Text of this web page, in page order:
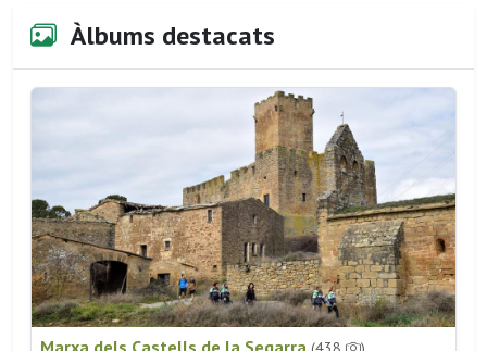
Àlbums destacats
Marxa dels Castells de la Segarra